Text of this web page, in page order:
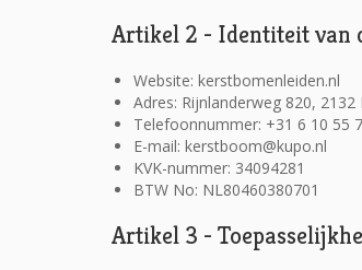
Artikel 2 - Identiteit van
Website: kerstbomenleiden.nl
Adres: Rijnlanderweg 820,
Telefoonnummer: +31 6 10 55
E-mail: kerstboom@kupo.nl
KVK-nummer: 34094281
BTW No: NL80460380701
Artikel 3 -